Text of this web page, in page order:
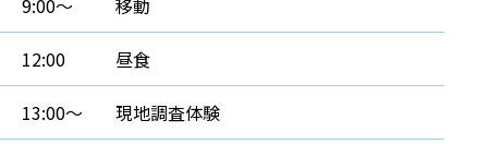
12:00 昼食
13:00～ 現地調査体験